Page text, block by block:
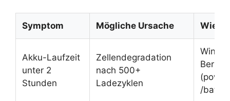
Symptom Mögliche Ursache Wie
Akku-Laufzeit
unter 2
Stunden
Zellendegradation
nach 500+
Ladezyklen
/